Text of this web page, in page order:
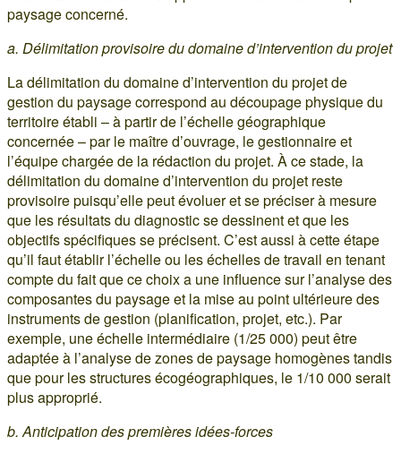
paysage concerné.
a. Délimitation provisoire du domaine d’intervention du projet
La délimitation du domaine d’intervention du projet de
gestion du paysage correspond au découpage physique du
territoire établi – à partir de l’échelle géographique
concernée – par le maître d’ouvrage, le gestionnaire et
l’équipe chargée de la rédaction du projet. À ce stade, la
délimitation du domaine d’intervention du projet reste
provisoire puisqu’elle peut évoluer et se préciser à mesure
que les résultats du diagnostic se dessinent et que les
objectifs spécifiques se précisent. C’est aussi à cette étape
qu’il faut établir l’échelle ou les échelles de travail en tenant
compte du fait que ce choix a une influence sur l’analyse des
composantes du paysage et la mise au point ultérieure des
instruments de gestion (planification, projet, etc.). Par
exemple, une échelle intermédiaire (1/25 000) peut être
adaptée à l’analyse de zones de paysage homogènes tandis
que pour les structures écogéographiques, le 1/10 000 serait
plus approprié.
b. Anticipation des premières idées-forces